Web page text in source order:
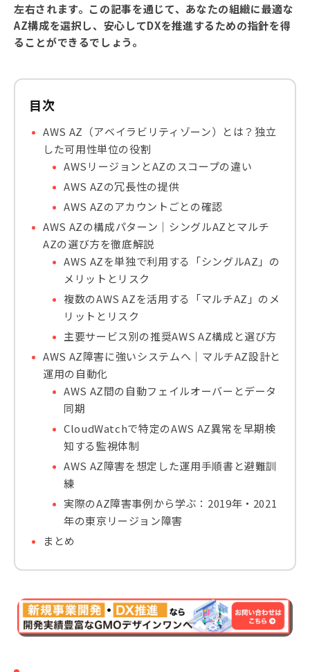
左右されます。この記事を通じて、あなたの組織に最適な
AZ構成を選択し、安心してDXを推進するための指針を得
ることができるでしょう。
目次
AWS AZ（アベイラビリティゾーン）とは？独立
した可用性単位の役割
AWSリージョンとAZのスコープの違い
AWS AZの冗長性の提供
AWS AZのアカウントごとの確認
AWS AZの構成パターン｜シングルAZとマルチ
AZの選び方を徹底解説
AWS AZを単独で利用する「シングルAZ」の
メリットとリスク
複数のAWS AZを活用する「マルチAZ」のメ
リットとリスク
主要サービス別の推奨AWS AZ構成と選び方
AWS AZ障害に強いシステムへ｜マルチAZ設計と
運用の自動化
AWS AZ間の自動フェイルオーバーとデータ
同期
CloudWatchで特定のAWS AZ異常を早期検
知する監視体制
AWS AZ障害を想定した運用手順書と避難訓
練
実際のAZ障害事例から学ぶ：2019年・2021
年の東京リージョン障害
まとめ